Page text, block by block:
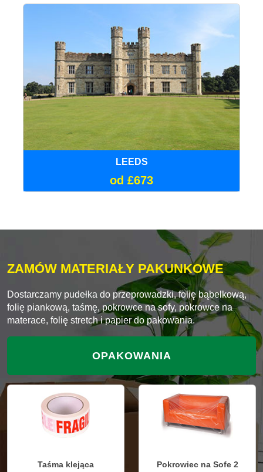
LEEDS
od £673
ZAMÓW MATERIAŁY PAKUNKOWE
Dostarczamy pudełka do przeprowadzki, folię bąbelkową,
folię piankową, taśmę, pokrowce na sofy, pokrowce na
materace, folię stretch i papier do pakowania.
OPAKOWANIA
Taśma klejąca Pokrowiec na Sofe 2